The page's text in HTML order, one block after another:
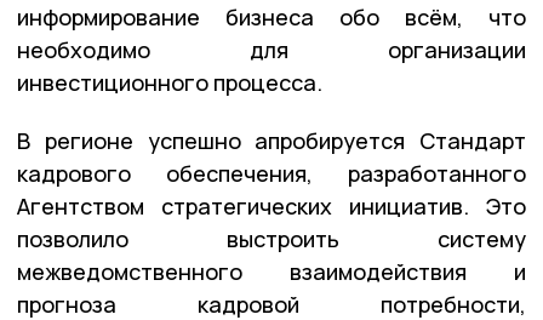
информирование бизнеса обо всём, что
необходимо для организации
инвестиционного процесса.
В регионе успешно апробируется Стандарт
кадрового обеспечения, разработанного
Агентством стратегических инициатив. Это
позволило выстроить систему
межведомственного взаимодействия и
прогноза кадровой потребности,